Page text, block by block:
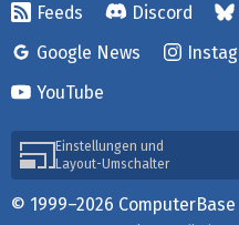
Feeds Discord
Google News
YouTube
Einstellungen und
Layout-Umschalter
© 1999–2026 ComputerBase